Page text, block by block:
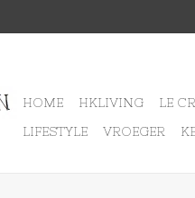
HOME HKLIVING LE
LIFESTYLE
VROEGER